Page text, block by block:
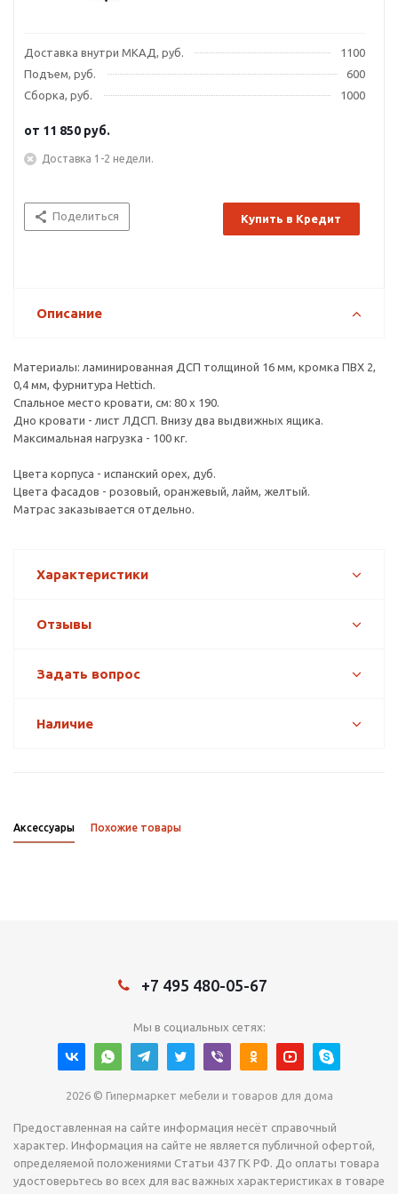
Доставка внутри МКАД, руб.
1100
Подъем, руб.
600
Сборка, руб.
1000
от 11 850 руб.
Доставка 1-2 недели.
Поделиться Купить в Кредит
Описание
Материалы: ламинированная ДСП толщиной 16 мм, кромка ПВХ 2,
0,4 мм, фурнитура Hettich.
Спальное место кровати, см: 80 х 190.
Дно кровати - лист ЛДСП. Внизу два выдвижных ящика.
Максимальная нагрузка - 100 кг.
Цвета корпуса - испанский орех, дуб.
Цвета фасадов - розовый, оранжевый, лайм, желтый.
Матрас заказывается отдельно.
Характеристики
Отзывы
Задать вопрос
Наличие
Аксессуары Похожие товары
+7 495 480-05-67
Мы в социальных сетях:
2026 © Гипермаркет мебели и товаров для дома
Предоставленная на сайте информация несёт справочный
характер. Информация на сайте не является публичной офертой,
определяемой положениями Статьи 437 ГК РФ. До оплаты товара
удостоверьтесь во всех для вас важных характеристиках в товаре